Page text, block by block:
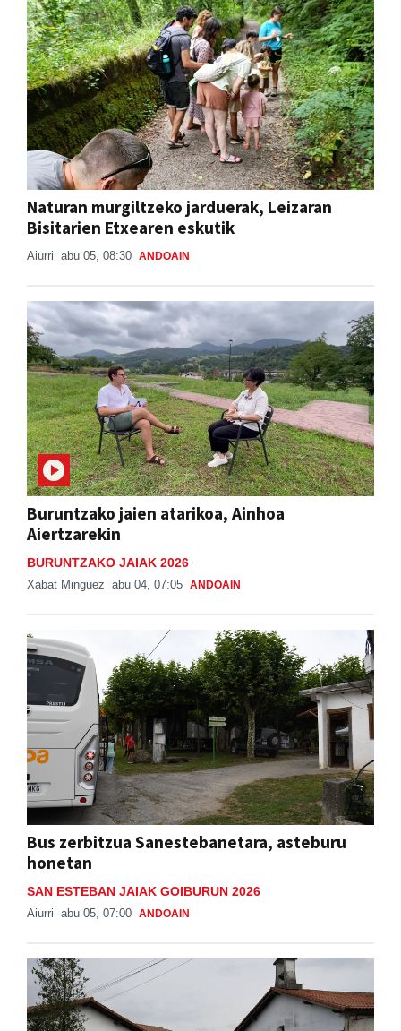
Naturan murgiltzeko jarduerak, Leizaran
Bisitarien Etxearen eskutik
Aiurri abu 05, 08:30 ANDOAIN
Buruntzako jaien atarikoa, Ainhoa
Aiertzarekin
BURUNTZAKO JAIAK 2026
Xabat Minguez abu 04, 07:05 ANDOAIN
Bus zerbitzua Sanestebanetara, asteburu
honetan
SAN ESTEBAN JAIAK GOIBURUN 2026
Aiurri abu 05, 07:00 ANDOAIN